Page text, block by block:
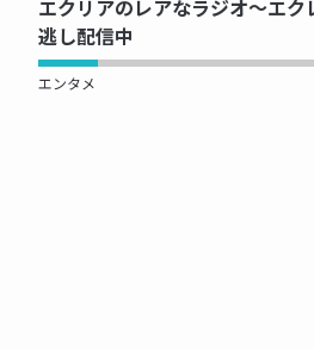
エクリアのレアなラジオ～エク
逃し配信中
エンタメ